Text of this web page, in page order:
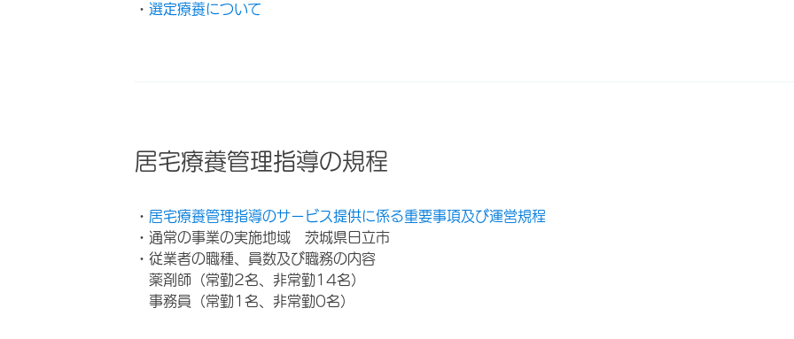
・ 選定療養について
居宅療養管理指導の規程
・ 居宅療養管理指導のサービス提供に係る重要事項及び運営規程
・通常の事業の実施地域 茨城県日立市
・従業者の職種、員数及び職務の内容
薬剤師（常勤2名、非常勤14名）
事務員（常勤1名、非常勤0名）